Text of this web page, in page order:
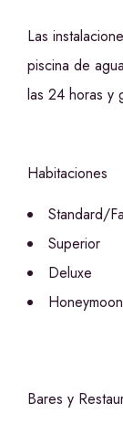
Las
piscina de
las 24 horas y
Habitaciones
Standard/
Superior
Deluxe
Honeymoon
Bares y